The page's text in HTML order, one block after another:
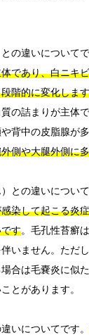
の違いについてで
であり、白ニキ
階的に変化します
の詰まりが主体
背中の皮脂腺が
側や大腿外側に
との違いについて
染して起こる炎
す。毛孔性苔癬
いません。ただ
合は毛嚢炎に似
とがあります。
いについてです。